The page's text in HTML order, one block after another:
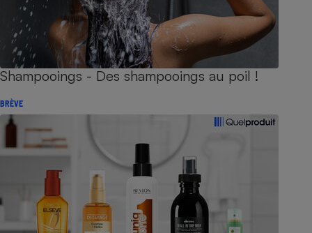
Shampooings - Des shampooings au poil !
BRÈVE